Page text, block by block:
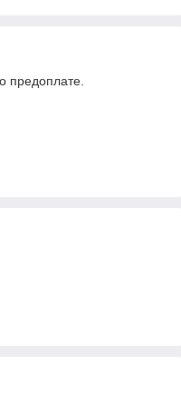
предоплате.